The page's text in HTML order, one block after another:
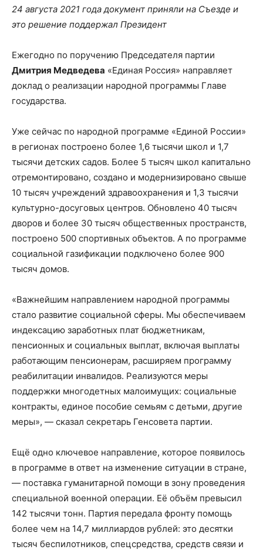
24 августа 2021 года документ приняли на Съезде и
это решение поддержал Президент
Ежегодно по поручению Председателя партии
Дмитрия Медведева «Единая Россия» направляет
доклад о реализации народной программы Главе
государства.
Уже сейчас по народной программе «Единой России»
в регионах построено более 1,6 тысячи школ и 1,7
тысячи детских садов. Более 5 тысяч школ капитально
отремонтировано, создано и модернизировано свыше
10 тысяч учреждений здравоохранения и 1,3 тысячи
культурно-досуговых центров. Обновлено 40 тысяч
дворов и более 30 тысяч общественных пространств,
построено 500 спортивных объектов. А по программе
социальной газификации подключено более 900
тысяч домов.
«Важнейшим направлением народной программы
стало развитие социальной сферы. Мы обеспечиваем
индексацию заработных плат бюджетникам,
пенсионных и социальных выплат, включая выплаты
работающим пенсионерам, расширяем программу
реабилитации инвалидов. Реализуются меры
поддержки многодетных малоимущих: социальные
контракты, единое пособие семьям с детьми, другие
меры», — сказал секретарь Генсовета партии.
Ещё одно ключевое направление, которое появилось
в программе в ответ на изменение ситуации в стране,
— поставка гуманитарной помощи в зону проведения
специальной военной операции. Её объём превысил
142 тысячи тонн. Партия передала фронту помощь
более чем на 14,7 миллиардов рублей: это десятки
тысяч беспилотников, спецсредства, средств связи и